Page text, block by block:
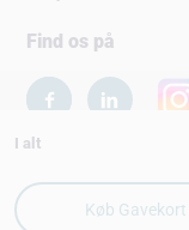
I alt
Find os på